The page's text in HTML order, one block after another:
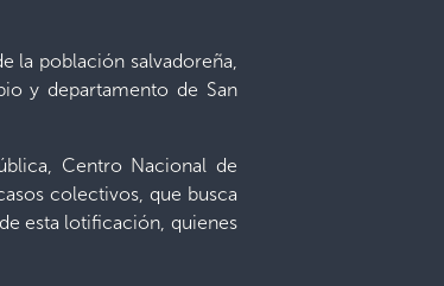
la población salvadoreña,
y departamento de San
Centro Nacional de
colectivos, que busca
esta lotificación, quienes